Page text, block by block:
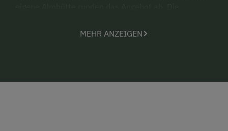
Pferde spielen bei uns am Betrieb eine große Rolle.
MEHR ANZEIGEN